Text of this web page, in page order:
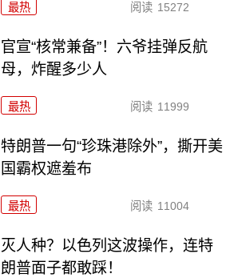
最热 阅读 15272
官宣“核常兼备”！六爷挂弹反航
母，炸醒多少人
最热 阅读 11999
特朗普一句“珍珠港除外”，撕开美
国霸权遮羞布
最热 阅读 11004
灭人种？以色列这波操作，连特
朗普面子都敢踩！